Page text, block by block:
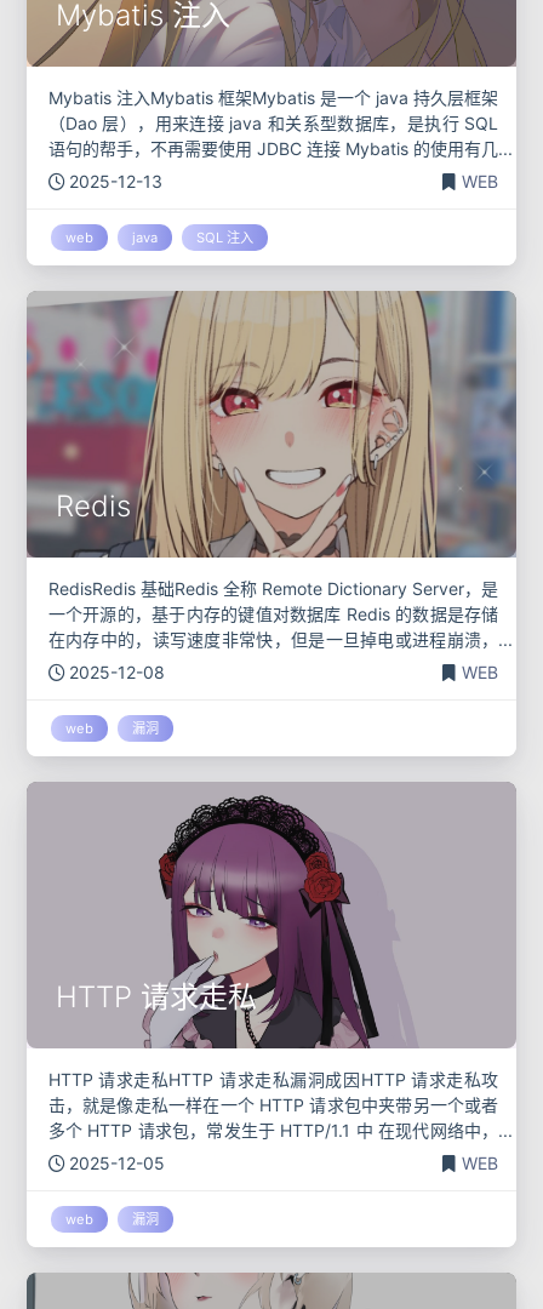
Mybatis 注入
Mybatis 注入Mybatis 框架Mybatis 是一个 java 持久层框架
（Dao 层），用来连接 java 和关系型数据库，是执行 SQL
语句的帮手，不再需要使用 JDBC 连接 Mybatis 的使用有几
个部分 核心配置
2025-12-13 WEB
web java SQL 注入
Redis
RedisRedis 基础Redis 全称 Remote Dictionary Server，是
一个开源的，基于内存的键值对数据库 Redis 的数据是存储
在内存中的，读写速度非常快，但是一旦掉电或进程崩溃，
非持久化的数据会丢失 主从同步这
2025-12-08 WEB
web 漏洞
HTTP 请求走私
HTTP 请求走私HTTP 请求走私漏洞成因HTTP 请求走私攻
击，就是像走私一样在一个 HTTP 请求包中夹带另一个或者
多个 HTTP 请求包，常发生于 HTTP/1.1 中 在现代网络中，
用户和应用服务器之间一般不会直接连接，而是通过反
2025-12-05 WEB
web 漏洞